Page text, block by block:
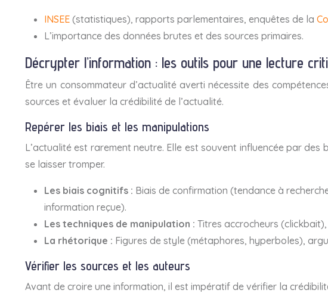
INSEE (statistiques), rapports parlementaires, enquêtes de la
L’importance des données brutes et des sources primaires.
Décrypter l’information : les outils pour une lecture
Être un consommateur d’actualité averti nécessite des
sources et évaluer la crédibilité de l’actualité.
Repérer les biais et les manipulations
L’actualité est rarement neutre. Elle est souvent influencée par
se laisser tromper.
Les biais cognitifs : Biais de confirmation (tendance à
information reçue).
Les techniques de manipulation : Titres accrocheurs
La rhétorique : Figures de style (métaphores, hyperboles),
Vérifier les sources et les auteurs
Avant de croire une information, il est impératif de vérifier la